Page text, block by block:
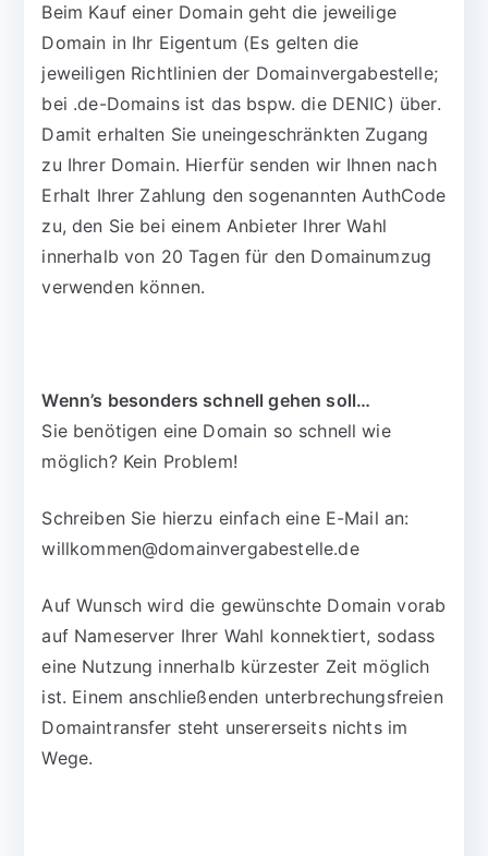
Beim Kauf einer Domain geht die jeweilige
Domain in Ihr Eigentum (Es gelten die
jeweiligen Richtlinien der Domainvergabestelle;
bei .de-Domains ist das bspw. die DENIC) über.
Damit erhalten Sie uneingeschränkten Zugang
zu Ihrer Domain. Hierfür senden wir Ihnen nach
Erhalt Ihrer Zahlung den sogenannten AuthCode
zu, den Sie bei einem Anbieter Ihrer Wahl
innerhalb von 20 Tagen für den Domainumzug
verwenden können.
Wenn’s besonders schnell gehen soll…
Sie benötigen eine Domain so schnell wie
möglich? Kein Problem!
Schreiben Sie hierzu einfach eine E-Mail an:
willkommen@domainvergabestelle.de
Auf Wunsch wird die gewünschte Domain vorab
auf Nameserver Ihrer Wahl konnektiert, sodass
eine Nutzung innerhalb kürzester Zeit möglich
ist. Einem anschließenden unterbrechungsfreien
Domaintransfer steht unsererseits nichts im
Wege.